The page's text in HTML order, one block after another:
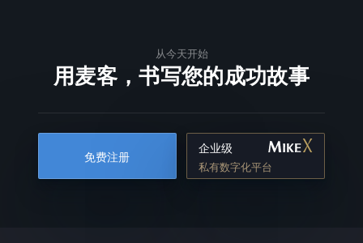
从今天开始
用麦客，书写您的成功故事
免费注册
企业级
私有数字化平台